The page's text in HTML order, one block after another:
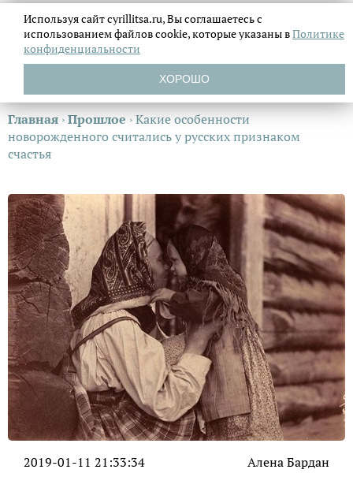
Главная ›Прошлое ›Какие особенности
новорожденного считались у русских признаком
счастья
2019-01-11 21:33:34 Алена Бардан
Используя сайт cyrillitsa.ru, Вы соглашаетесь с
использованием файловcookie, которые указаны вПолитике
конфиденциальности
ХОРОШО